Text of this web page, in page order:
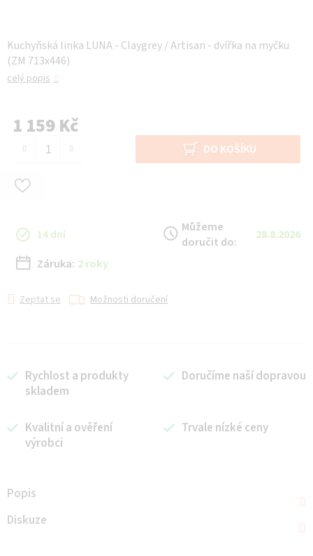
Kuchyňská linka LUNA - Claygrey / Artisan - dvířka na myčku
(ZM 713x446)
celý popis
1 159 Kč
DO KOŠÍKU
14 dní
Můžeme
doručit do:
28.8.2026
Záruka: 2 roky
Zeptat se Možnosti doručení
Rychlost a produkty
skladem
Doručíme naší dopravou
Kvalitní a ověření
výrobci
Trvale nízké ceny
Popis
Diskuze